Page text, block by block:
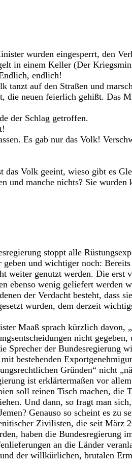
wurden eingesperrt, den
in einem Keller (Der
endlich!
tanzt auf den Straßen und
die neuen feierlich gehißt. Das
der Schlag getroffen.
Es gab nur das Volk!
das Volk geeint, wieso gibt es
und manche nichts? Sie wurden
stoppt alle
geben und wichtiger noch:
weiter genutzt werden. Die erst
ebenso wenig geliefert werden
der Verdacht besteht, dass
wurden, dem derzeit
Maaß sprach kürzlich davon,
nicht gegeben,
Sprecher der Bundesregierung
bestehenden
Gründen“ nicht
ist erklärtermaßen vor
soll reinen Tisch machen, die
Und dann, so fragt man
Genauso so scheint es zu
Zivilisten, die seit März
haben die Bundesregierung
an die Länder
der willkürlichen, brutalen